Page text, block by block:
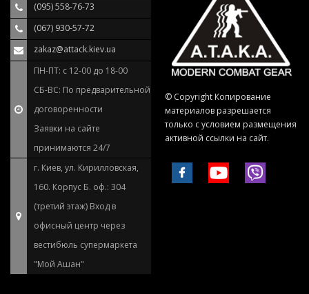
(095) 558-76-73
(067) 930-57-72
zakaz@attack.kiev.ua
ПН-ПТ: с 12-00 до 18-00
СБ-ВС: По предварительной
договоренности
Заявки на сайте
принимаются 24/7
г. Киев, ул. Кирилловская,
160. Корпус Б. оф.: 304
(третий этаж) Вход в
офисный центр через
вестибюль супермаркета
"Мой Ашан"
© Copyright Копирование
материалов разрешается
только с условием размещения
активной ссылки на сайт.